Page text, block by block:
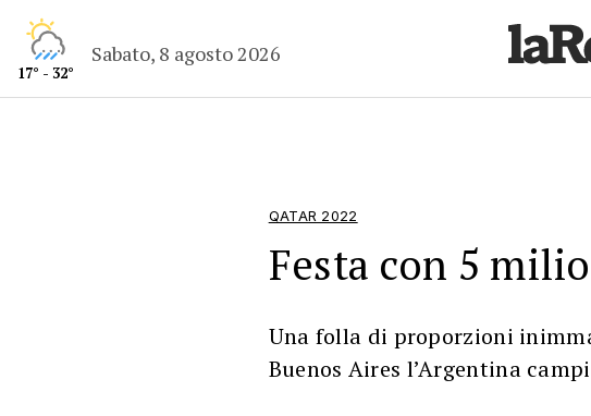
17° - 32°
Sabato, 8 agosto 2026
QATAR 2022
Festa con 5
Una folla di proporzioni
Buenos Aires l’Argentina